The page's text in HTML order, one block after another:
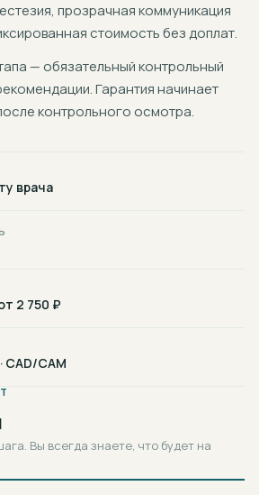
прозрачная коммуникация
стоимость без доплат.
— обязательный контрольный
Гарантия начинает
контрольного осмотра.
врача
2 750 ₽
CAD/CAM
Вы всегда знаете, что будет на